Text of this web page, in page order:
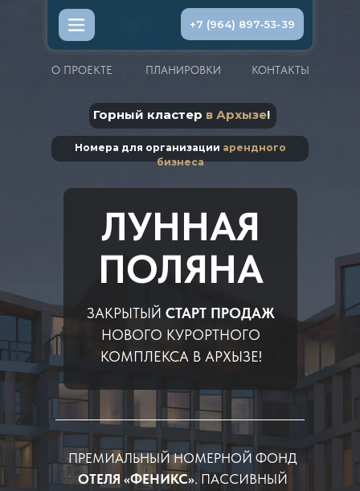
О ПРОЕКТЕ ПЛАНИРОВКИ КОНТАКТЫ
ЛУННАЯ
ПОЛЯНА
ЗАКРЫТЫЙ СТАРТ ПРОДАЖ
НОВОГО КУРОРТНОГО
КОМПЛЕКСА В АРХЫЗЕ!
ПРЕМИАЛЬНЫЙ НОМЕРНОЙ ФОНД
ОТЕЛЯ «ФЕНИКС». ПАССИВНЫЙ
+7 (964) 897-53-39
Горный кластер в Архызе!
Номера для организации арендного
бизнеса